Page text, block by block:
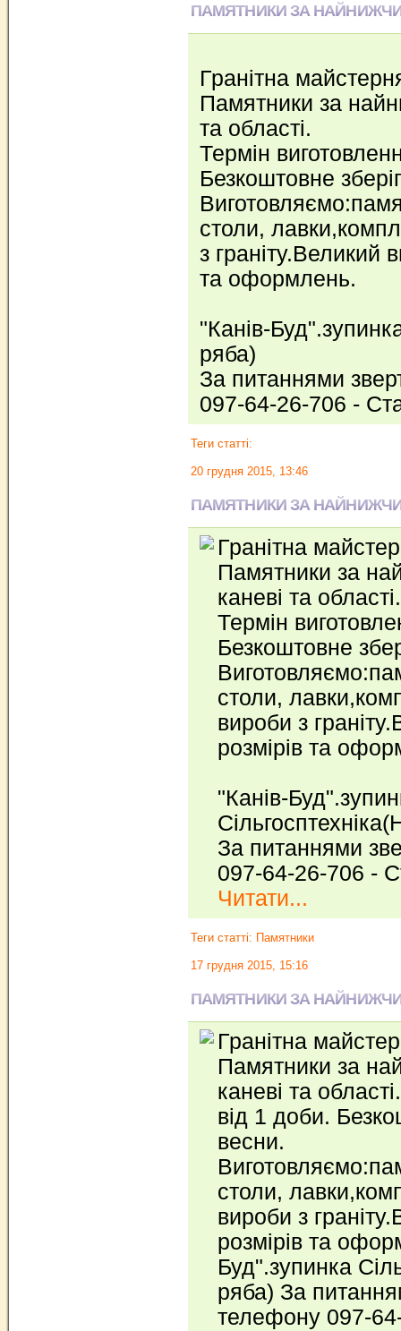
ПАМЯТНИКИ ЗА
Гранітна
Памятники за
та області.
Термін
Безкоштовне
столи,
з граніту.Великий
та оформлень.
"Канів-
ряба)
За питаннями
097-64-26-706 -
Теги статті:
20 грудня 2015, 13:46
ПАМЯТНИКИ ЗА
Гранітна
Памятники за
каневі та області.
Термін
Безкоштовне
столи,
вироби з
розмірів та
"Канів-
За питаннями
097-64-26-706 -
Читати...
Теги статті: Памятники
17 грудня 2015, 15:16
ПАМЯТНИКИ ЗА
Гранітна
Памятники за
каневі та
від 1 доби.
весни.
столи,
вироби з
розмірів та
Буд".зупинка
ряба) За
телефону 097-